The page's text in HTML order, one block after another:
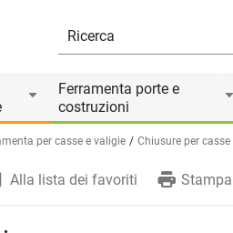
Ferramenta porte e
costruzioni
per casse e valigie Chiusure per casse
Alla lista dei favoriti